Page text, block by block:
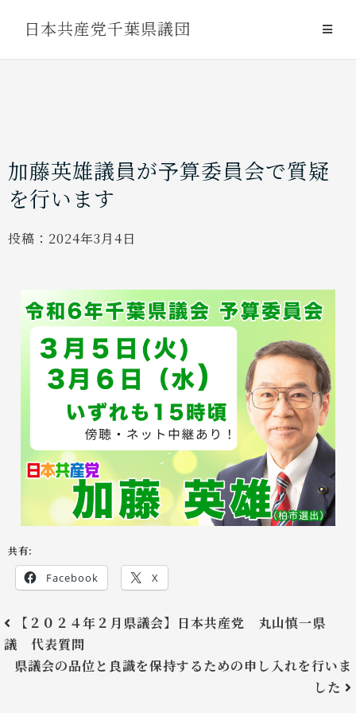
日本共産党千葉県議団
加藤英雄議員が予算委員会で質疑
を行います
投稿： 2024年3月4日
共有:
Facebook X
【２０２４年２月県議会】日本共産党 丸山慎一県
議 代表質問
県議会の品位と良識を保持するための申し入れを行いま
した